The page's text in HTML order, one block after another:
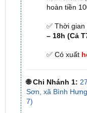
– 18h (Cả
✅ Có xuất
🌐 Chi Nhánh 1:
🌐 Chi Nhánh 2:
Một, Tp.HCM